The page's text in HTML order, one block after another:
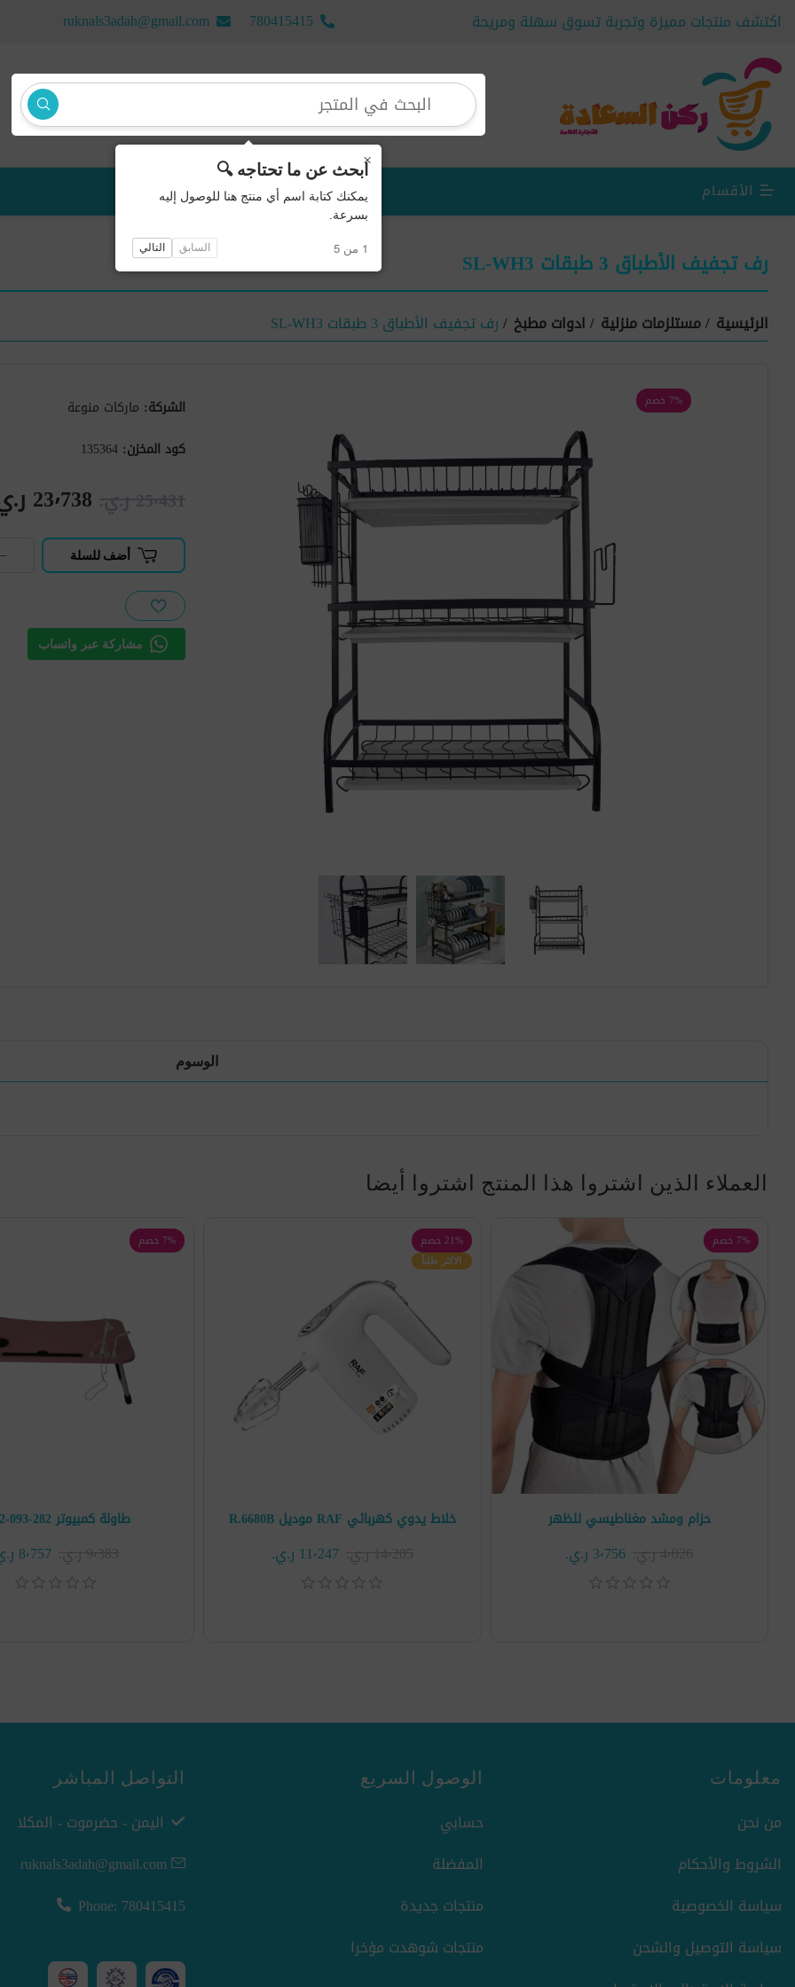
اكتشف منتجات مميزة وتجربة تسوق سهلة ومريحة 780415415
ruknals3adah@gmail.com
الأقسام منتجات جديدة
رف تجفيف الأطباق 3 طبقات SL-WH3
الرئيسية /مستلزمات منزلية /ادوات مطبخ /رف تجفيف الأطباق 3 طبقات SL-WH3
7% خصم الشركة: ماركات منوعة
كود المخزن: 135364
23٬738 ر.ي.‏
أضف للسلة
مشاركة عبر واتساب
الوسوم
العملاء الذين اشتروا هذا المنتج اشتروا أيضا
طاولة كمبيوتر 282-093-1762
7% خصم
9٬383 ر.ي.‏ 8٬757 ر.ي.‏
خلاط يدوي كهربائي RAF موديل R.6680B
21% خصم
الاكثر طلباً
14٬205 ر.ي.‏ 11٬247 ر.ي.‏
حزام ومشد مغناطيسي للظهر
7% خصم
4٬026 ر.ي.‏ 3٬756 ر.ي.‏
معلومات
من نحن
الشروط والأحكام
سياسة الخصوصية
سياسة التوصيل والشحن
الوصول السريع
حسابي
المفضلة
منتجات جديدة
منتجات شوهدت مؤخرا
التواصل المباشر
اليمن - حضرموت - المكلا
ruknals3adah@gmail.com
Phone: 780415415
×ابحث عن ما تحتاجه 🔍
يمكنك كتابة اسم أي منتج هنا للوصول إليه
بسرعة.
1 من 5 السابق التالي